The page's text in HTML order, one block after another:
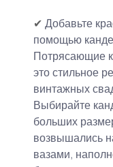
✔ Добавьте
помощью
Потрясающие
это стильное
винтажных
Выбирайте
больших
возвышались
вазами,